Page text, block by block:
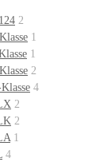
2
1
1
2
4
2
2
1
4